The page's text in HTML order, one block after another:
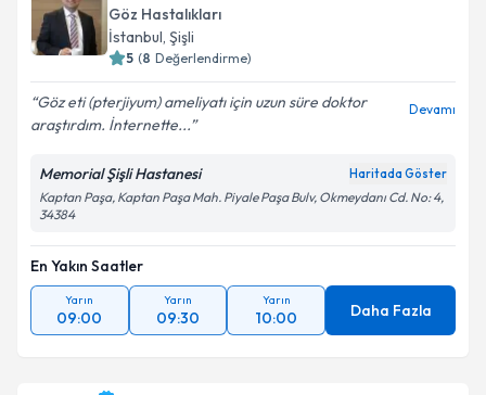
oluşturun. Size bu uzmandan randevu almanız için bir
takvim hazırlandığında e-posta ile bilgilendireceğiz.
Kişisel verilerimin işlenmesine ilişkin
Aydınlatma
Metni'ni okudum ve kişisel verilerimin belirtilen
Takvim Talebini Gönder
Göz Hastalıkları
İstanbul, Şişli
5 (8 Değerlendirme)
Göz eti (pterjiyum) ameliyatı için uzun süre doktor
araştırdım. İnternette...
Devamı
Memorial Şişli Hastanesi Haritada Göster
Kaptan Paşa, Kaptan Paşa Mah. Piyale Paşa Bulv, Okmeydanı Cd. No: 4,
34384
En Yakın Saatler
Yarın
09:00
Yarın
09:30
Yarın
10:00 Daha Fazla